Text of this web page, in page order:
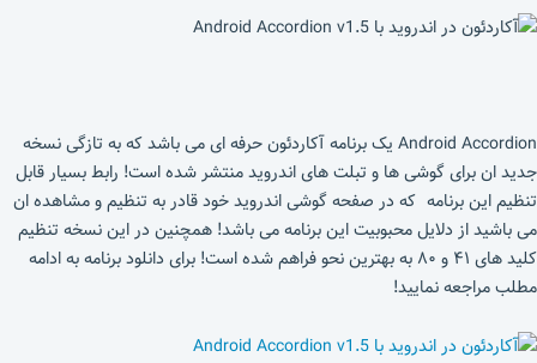
Android Accordion یک برنامه آکاردئون حرفه ای می باشد که به تازگی نسخه
جدید ان برای گوشی ها و تبلت های اندروید منتشر شده است! رابط بسیار قابل
تنظیم این برنامه که در صفحه گوشی اندروید خود قادر به تنظیم و مشاهده ان
می باشید از دلایل محبوبیت این برنامه می باشد! همچنین در این نسخه تنظیم
کلید های ۴۱ و ۸۰ به بهترین نحو فراهم شده است! برای دانلود برنامه به ادامه
مطلب مراجعه نمایید!